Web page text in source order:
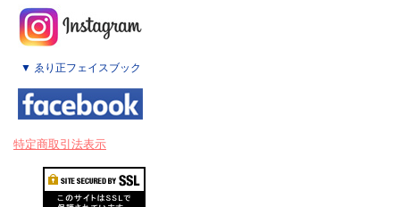
▼ ゑり正フェイスブック
特定商取引法表示